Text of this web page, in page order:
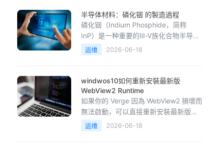
维度RTX 5060RTX 5060 Ti差异解读核
心架构BlackwellBlackwell架构
半导体材料：磷化铟 的製造過程
磷化铟（Indium Phosphide，简称
InP）是一种重要的Ⅲ-Ⅴ族化合物半导体
材料，广泛用于高速光通信、激光器、
光探测器、毫米波芯片和先进射频器
纯原料制备主要原料：铟（In）纯度通
常达到 6N～7N（99.9999%以上）磷
（P）纯度达到 6N以上其中：铟
运维 2026-06-18
windwos10如何重新安裝最新版
WebView2 Runtime
如果你的 Verge 因為 WebView2 損壞而
無法啟動，可以直接重新安裝最新版的
WebView2 Runtime。方法一：官方重
新安裝（推薦）打開微軟官方下載頁：
运维 2026-06-18